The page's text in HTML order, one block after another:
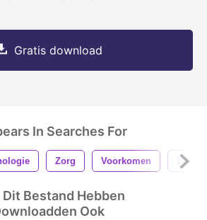
Gratis download
In Searches For
Zorg Voorkomen
Bestand Hebben
Ook